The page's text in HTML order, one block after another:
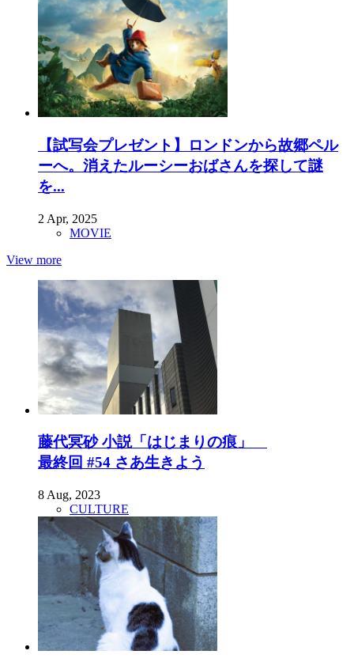
【試写会プレゼント】ロンドンから故郷ペル
ーへ。消えたルーシーおばさんを探して謎
を...
2 Apr, 2025
MOVIE
View more
藤代冥砂 小説「はじまりの痕」
最終回 #54 さあ生きよう
8 Aug, 2023
CULTURE